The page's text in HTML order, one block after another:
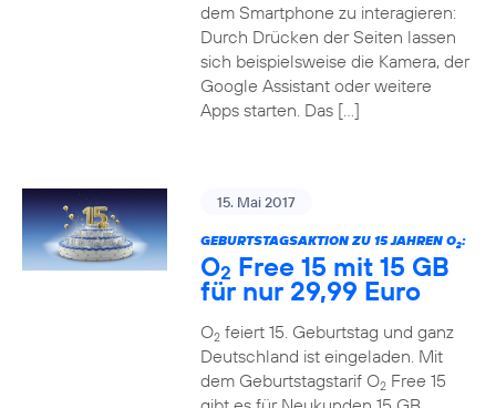
dem Smartphone zu interagieren:
Durch Drücken der Seiten lassen
sich beispielsweise die Kamera, der
Google Assistant oder weitere
Apps starten. Das […]
15. Mai 2017
GEBURTSTAGSAKTION ZU 15 JAHREN O2:
O2 Free 15 mit 15 GB
für nur 29,99 Euro
O2feiert 15. Geburtstag und ganz
Deutschland ist eingeladen. Mit
dem Geburtstagstarif O2Free 15